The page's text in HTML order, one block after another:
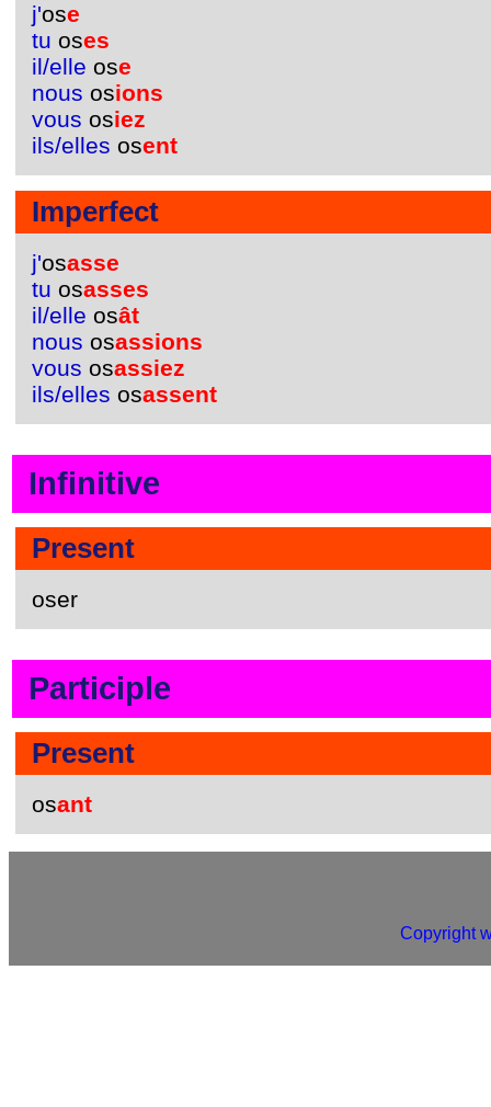
j'ose
tu oses
il/elle ose
nous osions
vous osiez
ils/elles osent
Imperfect
j'osasse
tu osasses
il/elle osât
nous osassions
vous osassiez
ils/elles osassent
Infinitive
Present
oser
Participle
Present
osant
Copyright